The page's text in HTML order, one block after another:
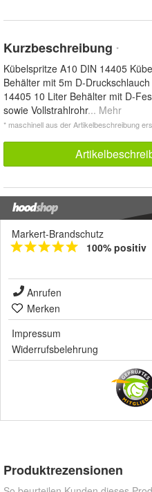
Kurzbeschreibung *
Kübelspritze A10 DIN 14405
Behälter mit 5m D-
14405 10 Liter Behälter mit D-
sowie Vollstrahlrohr... Mehr
* maschinell aus der Artikelbeschreibung
Markert-Brandschutz
100% positiv
Anrufen
Merken
Impressum
Widerrufsbelehrung
Produktrezensionen